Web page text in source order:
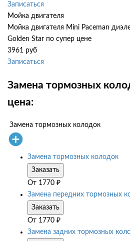
Записаться
Мойка двигателя
Мойка двигателя Mini Paceman
Golden Star по супер цене
3961 руб
Записаться
Замена тормозных
цена:
Замена тормозных колодок
Замена тормозных колодок
Заказать
От 1770 ₽
Замена передних тормозных
Заказать
От 1770 ₽
Замена задних тормозных